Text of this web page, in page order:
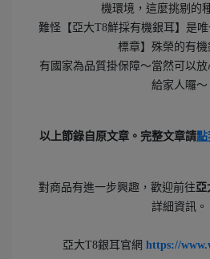
機環境，這麼挑剔的
難怪【亞大T8鮮採有機銀耳】是
標章】殊榮的有機
有國家為品質掛保障～當然可以
給家人囉～
以上節錄自原文章。 完整文章請點
對商品有進一步興趣，歡迎前往亞
詳細資訊。
亞大T8銀耳官網 https://